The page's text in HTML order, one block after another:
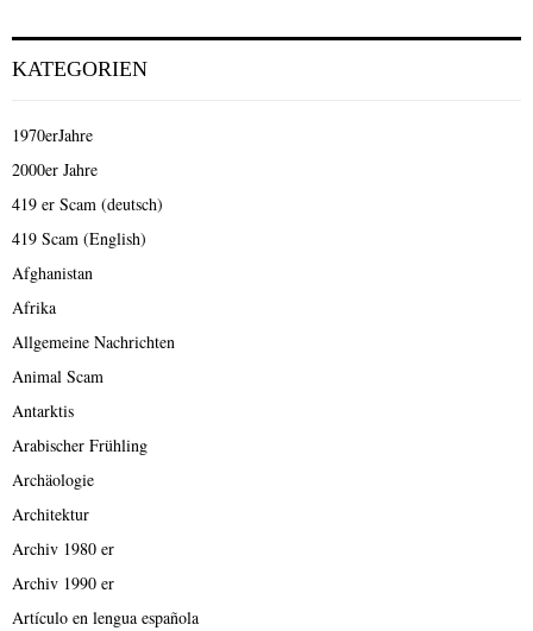
KATEGORIEN
1970erJahre
2000er Jahre
419 er Scam (deutsch)
419 Scam (English)
Afghanistan
Afrika
Allgemeine Nachrichten
Animal Scam
Antarktis
Arabischer Frühling
Archäologie
Architektur
Archiv 1980 er
Archiv 1990 er
Artículo en lengua española